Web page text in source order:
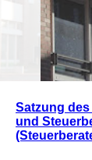
Satzung
und